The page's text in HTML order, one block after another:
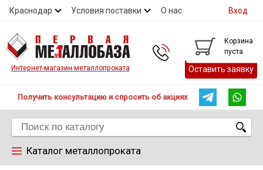
Краснодар Условия поставки О нас
Контакты
Контакты
Вход
Интернет-магазин металлопроката
Корзина
пуста
Оставить заявку
Получить консультацию и спросить об акциях
Каталог металлопроката